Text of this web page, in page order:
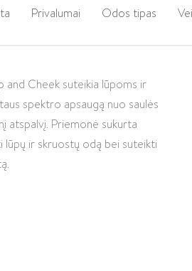
Privalumai Odos tipas
and Cheek suteikia lūpoms ir
spektro apsaugą nuo saulės
atspalvį. Priemonė sukurta
lūpų ir skruostų odą bei suteikti